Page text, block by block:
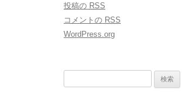
投稿の RSS
コメントの RSS
WordPress.org